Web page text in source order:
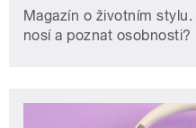
Magazín o životním
nosí a poznat osobnosti?